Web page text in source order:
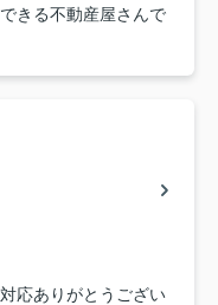
きる不動産屋さんで
応ありがとうござい